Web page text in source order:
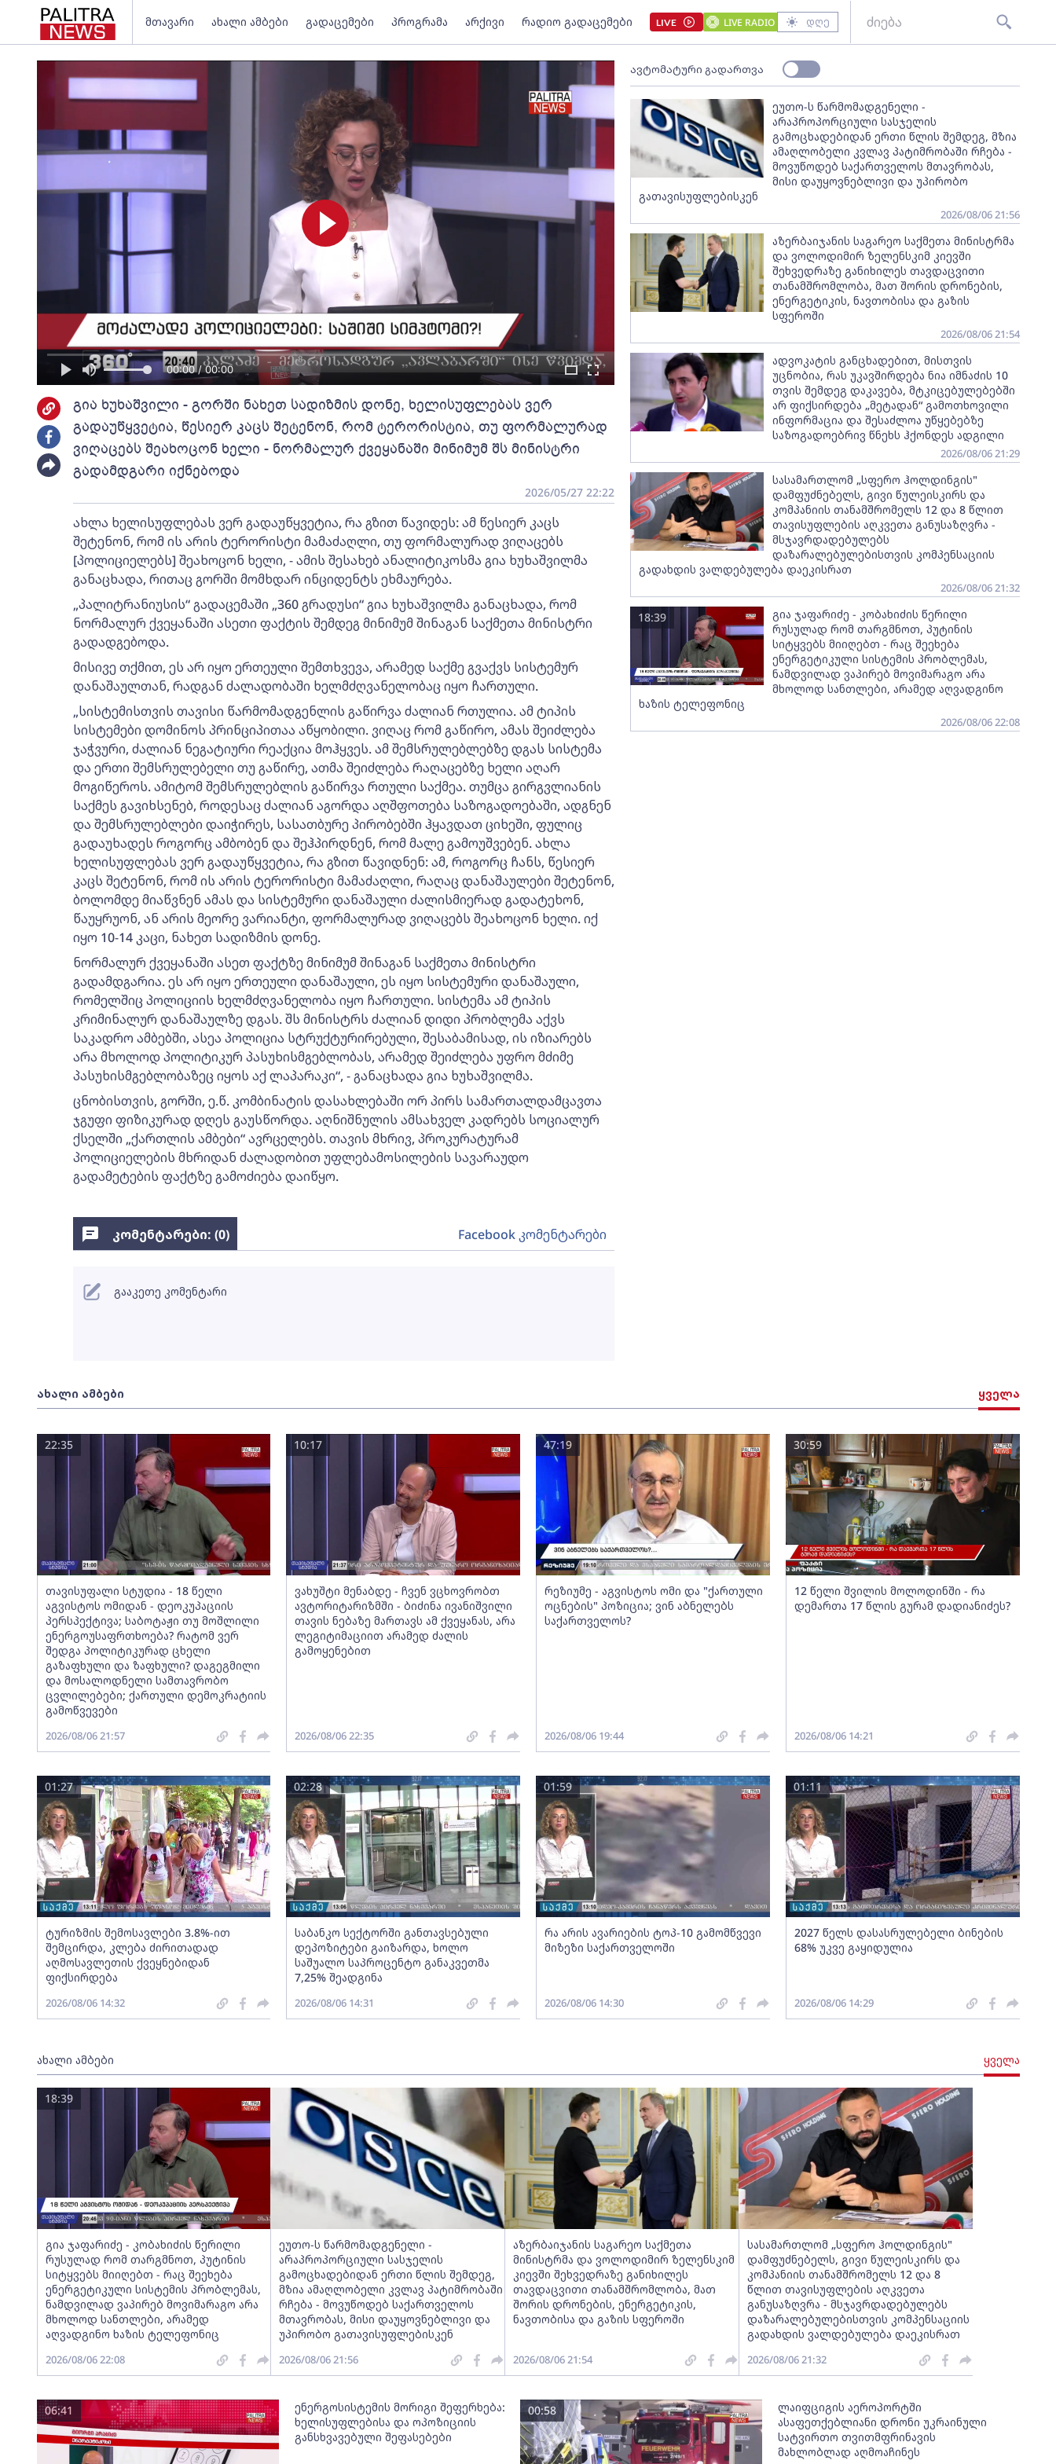
მთავარი ახალი ამბები გადაცემები პროგრამა არქივი რადიო გადაცემები LIVE LIVE RADIO დღე
00:00 / 00:00
გია ხუხაშვილი - გორში ნახეთ სადიზმის დონე, ხელისუფლებას ვერ
გადაუწყვეტია, წესიერ კაცს შეტენონ, რომ ტერორისტია, თუ ფორმალურად
ვიღაცებს შეახოცონ ხელი - ნორმალურ ქვეყანაში მინიმუმ შს მინისტრი
გადამდგარი იქნებოდა
2026/05/27 22:22
ახლა ხელისუფლებას ვერ გადაუწყვეტია, რა გზით წავიდეს: ამ წესიერ კაცს
შეტენონ, რომ ის არის ტერორისტი მამაძაღლი, თუ ფორმალურად ვიღაცებს
[პოლიციელებს] შეახოცონ ხელი, - ამის შესახებ ანალიტიკოსმა გია ხუხაშვილმა
განაცხადა, რითაც გორში მომხდარ ინციდენტს ეხმაურება.
„პალიტრანიუსის“ გადაცემაში „360 გრადუსი“ გია ხუხაშვილმა განაცხადა, რომ
ნორმალურ ქვეყანაში ასეთი ფაქტის შემდეგ მინიმუმ შინაგან საქმეთა მინისტრი
გადადგებოდა.
მისივე თქმით, ეს არ იყო ერთეული შემთხვევა, არამედ საქმე გვაქვს სისტემურ
დანაშაულთან, რადგან ძალადობაში ხელმძღვანელობაც იყო ჩართული.
„სისტემისთვის თავისი წარმომადგენლის გაწირვა ძალიან რთულია. ამ ტიპის
სისტემები დომინოს პრინციპითაა აწყობილი. ვიღაც რომ გაწირო, ამას შეიძლება
ჯაჭვური, ძალიან ნეგატიური რეაქცია მოჰყვეს. ამ შემსრულებლებზე დგას სისტემა
და ერთი შემსრულებელი თუ გაწირე, ათმა შეიძლება რაღაცებზე ხელი აღარ
მოგიწეროს. ამიტომ შემსრულებლის გაწირვა რთული საქმეა. თუმცა გირგვლიანის
საქმეს გავიხსენებ, როდესაც ძალიან აგორდა აღშფოთება საზოგადოებაში, ადგნენ
და შემსრულებლები დაიჭირეს, სასათბურე პირობებში ჰყავდათ ციხეში, ფულიც
გადაუხადეს როგორც ამბობენ და შეჰპირდნენ, რომ მალე გამოუშვებენ. ახლა
ხელისუფლებას ვერ გადაუწყვეტია, რა გზით წავიდნენ: ამ, როგორც ჩანს, წესიერ
კაცს შეტენონ, რომ ის არის ტერორისტი მამაძაღლი, რაღაც დანაშაულები შეტენონ,
ბოლომდე მიაწვნენ ამას და სისტემური დანაშაული ძალისმიერად გადატეხონ,
წაუყრუონ, ან არის მეორე ვარიანტი, ფორმალურად ვიღაცებს შეახოცონ ხელი. იქ
იყო 10-14 კაცი, ნახეთ სადიზმის დონე.
ნორმალურ ქვეყანაში ასეთ ფაქტზე მინიმუმ შინაგან საქმეთა მინისტრი
გადამდგარია. ეს არ იყო ერთეული დანაშაული, ეს იყო სისტემური დანაშაული,
რომელშიც პოლიციის ხელმძღვანელობა იყო ჩართული. სისტემა ამ ტიპის
კრიმინალურ დანაშაულზე დგას. შს მინისტრს ძალიან დიდი პრობლემა აქვს
საკადრო ამბებში, ასეა პოლიცია სტრუქტურირებული, შესაბამისად, ის იზიარებს
არა მხოლოდ პოლიტიკურ პასუხისმგებლობას, არამედ შეიძლება უფრო მძიმე
პასუხისმგებლობაზეც იყოს აქ ლაპარაკი“, - განაცხადა გია ხუხაშვილმა.
ცნობისთვის, გორში, ე.წ. კომბინატის დასახლებაში ორ პირს სამართალდამცავთა
ჯგუფი ფიზიკურად დღეს გაუსწორდა. აღნიშნულის ამსახველ კადრებს სოციალურ
ქსელში „ქართლის ამბები“ ავრცელებს. თავის მხრივ, პროკურატურამ
პოლიციელების მხრიდან ძალადობით უფლებამოსილების სავარაუდო
გადამეტების ფაქტზე გამოძიება დაიწყო.
ავტომატური გადართვა
ეუთო-ს წარმომადგენელი -
არაპროპორციული სასჯელის
გამოცხადებიდან ერთი წლის შემდეგ, მზია
ამაღლობელი კვლავ პატიმრობაში რჩება -
მოვუწოდებ საქართველოს მთავრობას,
მისი დაუყოვნებლივი და უპირობო
გათავისუფლებისკენ
2026/08/06 21:56
აზერბაიჯანის საგარეო საქმეთა მინისტრმა
და ვოლოდიმირ ზელენსკიმ კიევში
შეხვედრაზე განიხილეს თავდაცვითი
თანამშრომლობა, მათ შორის დრონების,
ენერგეტიკის, ნავთობისა და გაზის
სფეროში
2026/08/06 21:54
ადვოკატის განცხადებით, მისთვის
უცნობია, რას უკავშირდება ნია იმნაძის 10
თვის შემდეგ დაკავება, მტკიცებულებებში
არ ფიქსირდება „მეტადან“ გამოთხოვილი
ინფორმაცია და შესაძლოა უწყებებზე
საზოგადოებრივ წნეხს ჰქონდეს ადგილი
2026/08/06 21:29
სასამართლომ „სფერო ჰოლდინგის"
დამფუძნებელს, გივი წულეისკირს და
კომპანიის თანამშრომელს 12 და 8 წლით
თავისუფლების აღკვეთა განუსაზღვრა -
მსჯავრდადებულებს
დაზარალებულებისთვის კომპენსაციის
გადახდის ვალდებულება დაეკისრათ
2026/08/06 21:32
გია ჯაფარიძე - კობახიძის წერილი
რუსულად რომ თარგმნოთ, პუტინის
სიტყვებს მიიღებთ - რაც შეეხება
ენერგეტიკული სისტემის პრობლემას,
ნამდვილად ვაპირებ მოვიმარაგო არა
მხოლოდ სანთლები, არამედ აღვადგინო
ხაზის ტელეფონიც
18:39
2026/08/06 22:08
ახალი ამბები ყველა
თავისუფალი სტუდია - 18 წელი
აგვისტოს ომიდან - დეოკუპაციის
პერსპექტივა; საბოტაჟი თუ მოშლილი
ენერგოუსაფრთხოება? რატომ ვერ
შედგა პოლიტიკურად ცხელი
გაზაფხული და ზაფხული? დაგეგმილი
და მოსალოდნელი სამთავრობო
ცვლილებები; ქართული დემოკრატიის
გამოწვევები
22:35
2026/08/06 21:57
ვახუშტი მენაბდე - ჩვენ ვცხოვრობთ
ავტორიტარიზმში - ბიძინა ივანიშვილი
თავის ნებაზე მართავს ამ ქვეყანას, არა
ლეგიტიმაციით არამედ ძალის
გამოყენებით
10:17
2026/08/06 22:35
რეზიუმე - აგვისტოს ომი და "ქართული
ოცნების" პოზიცია; ვინ აბნელებს
საქართველოს?
47:19
2026/08/06 19:44
12 წელი შვილის მოლოდინში - რა
დემართა 17 წლის გურამ დადიანიძეს?
30:59
2026/08/06 14:21
ტურიზმის შემოსავლები 3.8%-ით
შემცირდა, კლება ძირითადად
აღმოსავლეთის ქვეყნებიდან
ფიქსირდება
01:27
2026/08/06 14:32
საბანკო სექტორში განთავსებული
დეპოზიტები გაიზარდა, ხოლო
საშუალო საპროცენტო განაკვეთმა
7,25% შეადგინა
02:28
2026/08/06 14:31
რა არის ავარიების ტოპ-10 გამომწვევი
მიზეზი საქართველოში
01:59
2026/08/06 14:30
2027 წელს დასასრულებელი ბინების
68% უკვე გაყიდულია
01:11
2026/08/06 14:29
ახალი ამბები ყველა
გია ჯაფარიძე - კობახიძის წერილი
რუსულად რომ თარგმნოთ, პუტინის
სიტყვებს მიიღებთ - რაც შეეხება
ენერგეტიკული სისტემის პრობლემას,
ნამდვილად ვაპირებ მოვიმარაგო არა
მხოლოდ სანთლები, არამედ
აღვადგინო ხაზის ტელეფონიც
18:39
2026/08/06 22:08
ეუთო-ს წარმომადგენელი -
არაპროპორციული სასჯელის
გამოცხადებიდან ერთი წლის შემდეგ,
მზია ამაღლობელი კვლავ პატიმრობაში
რჩება - მოვუწოდებ საქართველოს
მთავრობას, მისი დაუყოვნებლივი და
უპირობო გათავისუფლებისკენ
2026/08/06 21:56
აზერბაიჯანის საგარეო საქმეთა
მინისტრმა და ვოლოდიმირ ზელენსკიმ
კიევში შეხვედრაზე განიხილეს
თავდაცვითი თანამშრომლობა, მათ
შორის დრონების, ენერგეტიკის,
ნავთობისა და გაზის სფეროში
2026/08/06 21:54
სასამართლომ „სფერო ჰოლდინგის"
დამფუძნებელს, გივი წულეისკირს და
კომპანიის თანამშრომელს 12 და 8
წლით თავისუფლების აღკვეთა
განუსაზღვრა - მსჯავრდადებულებს
დაზარალებულებისთვის კომპენსაციის
გადახდის ვალდებულება დაეკისრათ
2026/08/06 21:32
ენერგოსისტემის მორიგი შეფერხება:
ხელისუფლებისა და ოპოზიციის
განსხვავებული შეფასებები
06:41
ლაიფციგის აეროპორტში
ასაფეთქებლიანი დრონი უკრაინული
სატვირთო თვითმფრინავის
მახლობლად აღმოაჩინეს
00:58
კომენტარები: (0) Facebook კომენტარები
გააკეთე კომენტარი